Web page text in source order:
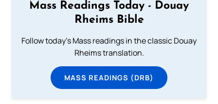
Mass Readings Today - Douay
Rheims Bible
Follow today's Mass readings in the classic Douay
Rheims translation.
MASS READINGS (DRB)